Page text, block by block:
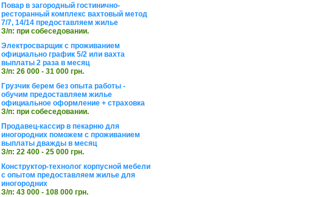
Повар в загородный гостинично-
ресторанный комплекс вахтовый метод
7/7, 14/14 предоставляем жилье
З/п: при собеседовании.
Электросварщик с проживанием
официально график 5/2 или вахта
выплаты 2 раза в месяц
З/п: 26 000 - 31 000 грн.
Грузчик берем без опыта работы -
обучим предоставляем жилье
официальное оформление + страховка
З/п: при собеседовании.
Продавец-кассир в пекарню для
иногородних поможем с проживанием
выплаты дважды в месяц
З/п: 22 400 - 25 000 грн.
Конструктор-технолог корпусной мебели
с опытом предоставляем жилье для
иногородних
З/п: 43 000 - 108 000 грн.